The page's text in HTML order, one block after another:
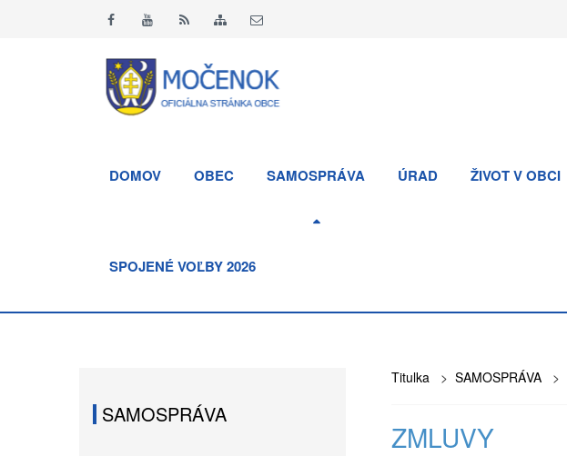
DOMOV OBEC SAMOSPRÁVA ÚRAD ŽIVOT V OBCI
SPOJENÉ VOĽBY 2026
Titulka> SAMOSPRÁVA>
ZMLUVY
SAMOSPRÁVA